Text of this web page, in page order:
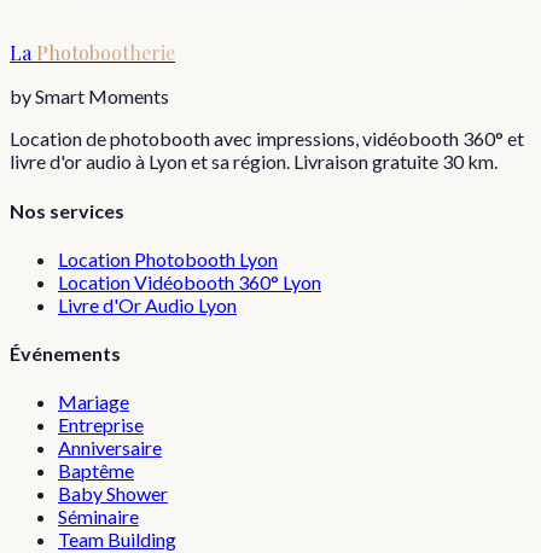
LaPhotobootherie
by Smart Moments
Location de photobooth avec impressions, vidéobooth 360° et
livre d'or audio à Lyon et sa région. Livraison gratuite 30 km.
Nos services
Location Photobooth Lyon
Location Vidéobooth 360° Lyon
Livre d'Or Audio Lyon
Événements
Mariage
Entreprise
Anniversaire
Baptême
Baby Shower
Séminaire
Team Building